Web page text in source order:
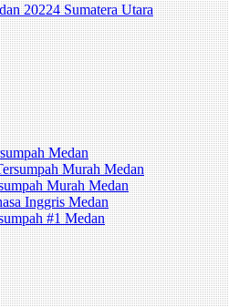
20224 Sumatera Utara
Medan
Murah Medan
Murah Medan
Inggris Medan
#1 Medan